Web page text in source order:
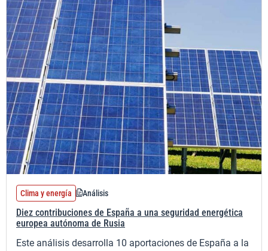
Clima y energía Análisis
Diez contribuciones de España a una seguridad energética
europea autónoma de Rusia
Este análisis desarrolla 10 aportaciones de España a la